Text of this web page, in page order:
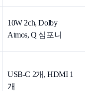
10W 2ch, Dolby
Atmos, Q 심포니
USB-C 2개, HDMI 1
개